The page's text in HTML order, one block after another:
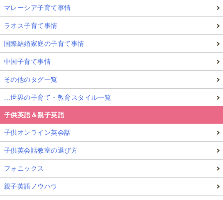
マレーシア子育て事情
ラオス子育て事情
国際結婚家庭の子育て事情
中国子育て事情
その他のタグ一覧
…世界の子育て・教育スタイル一覧
子供英語＆親子英語
子供オンライン英会話
子供英会話教室の選び方
フォニックス
親子英語ノウハウ